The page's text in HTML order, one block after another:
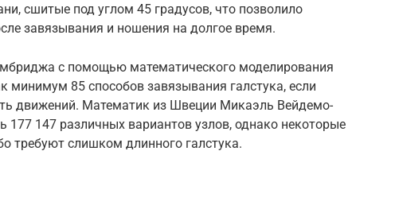
сшитые под углом 45 градусов, что позволило
завязывания и ношения на долгое время.
с помощью математического моделирования
минимум 85 способов завязывания галстука, если
движений. Математик из Швеции Микаэль Вейдемо-
177 147 различных вариантов узлов, однако некоторые
требуют слишком длинного галстука.